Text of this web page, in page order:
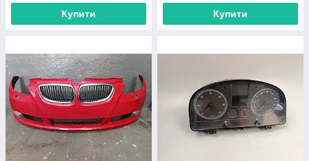
Купити Купити